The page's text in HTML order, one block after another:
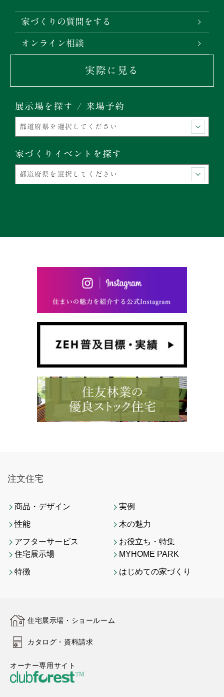
家づくりの質問をする
オンライン相談
実際に見る
展示場を探す / 来場予約
家づくりイベントを探す
注文住宅
商品・デザイン
性能
アフターサービス
実例
木の魅力
お役立ち・特集
住宅展示場
特徴
MYHOME PARK
はじめての家づくり
住宅展示場・ショールーム
カタログ・資料請求
オーナー専用サイト